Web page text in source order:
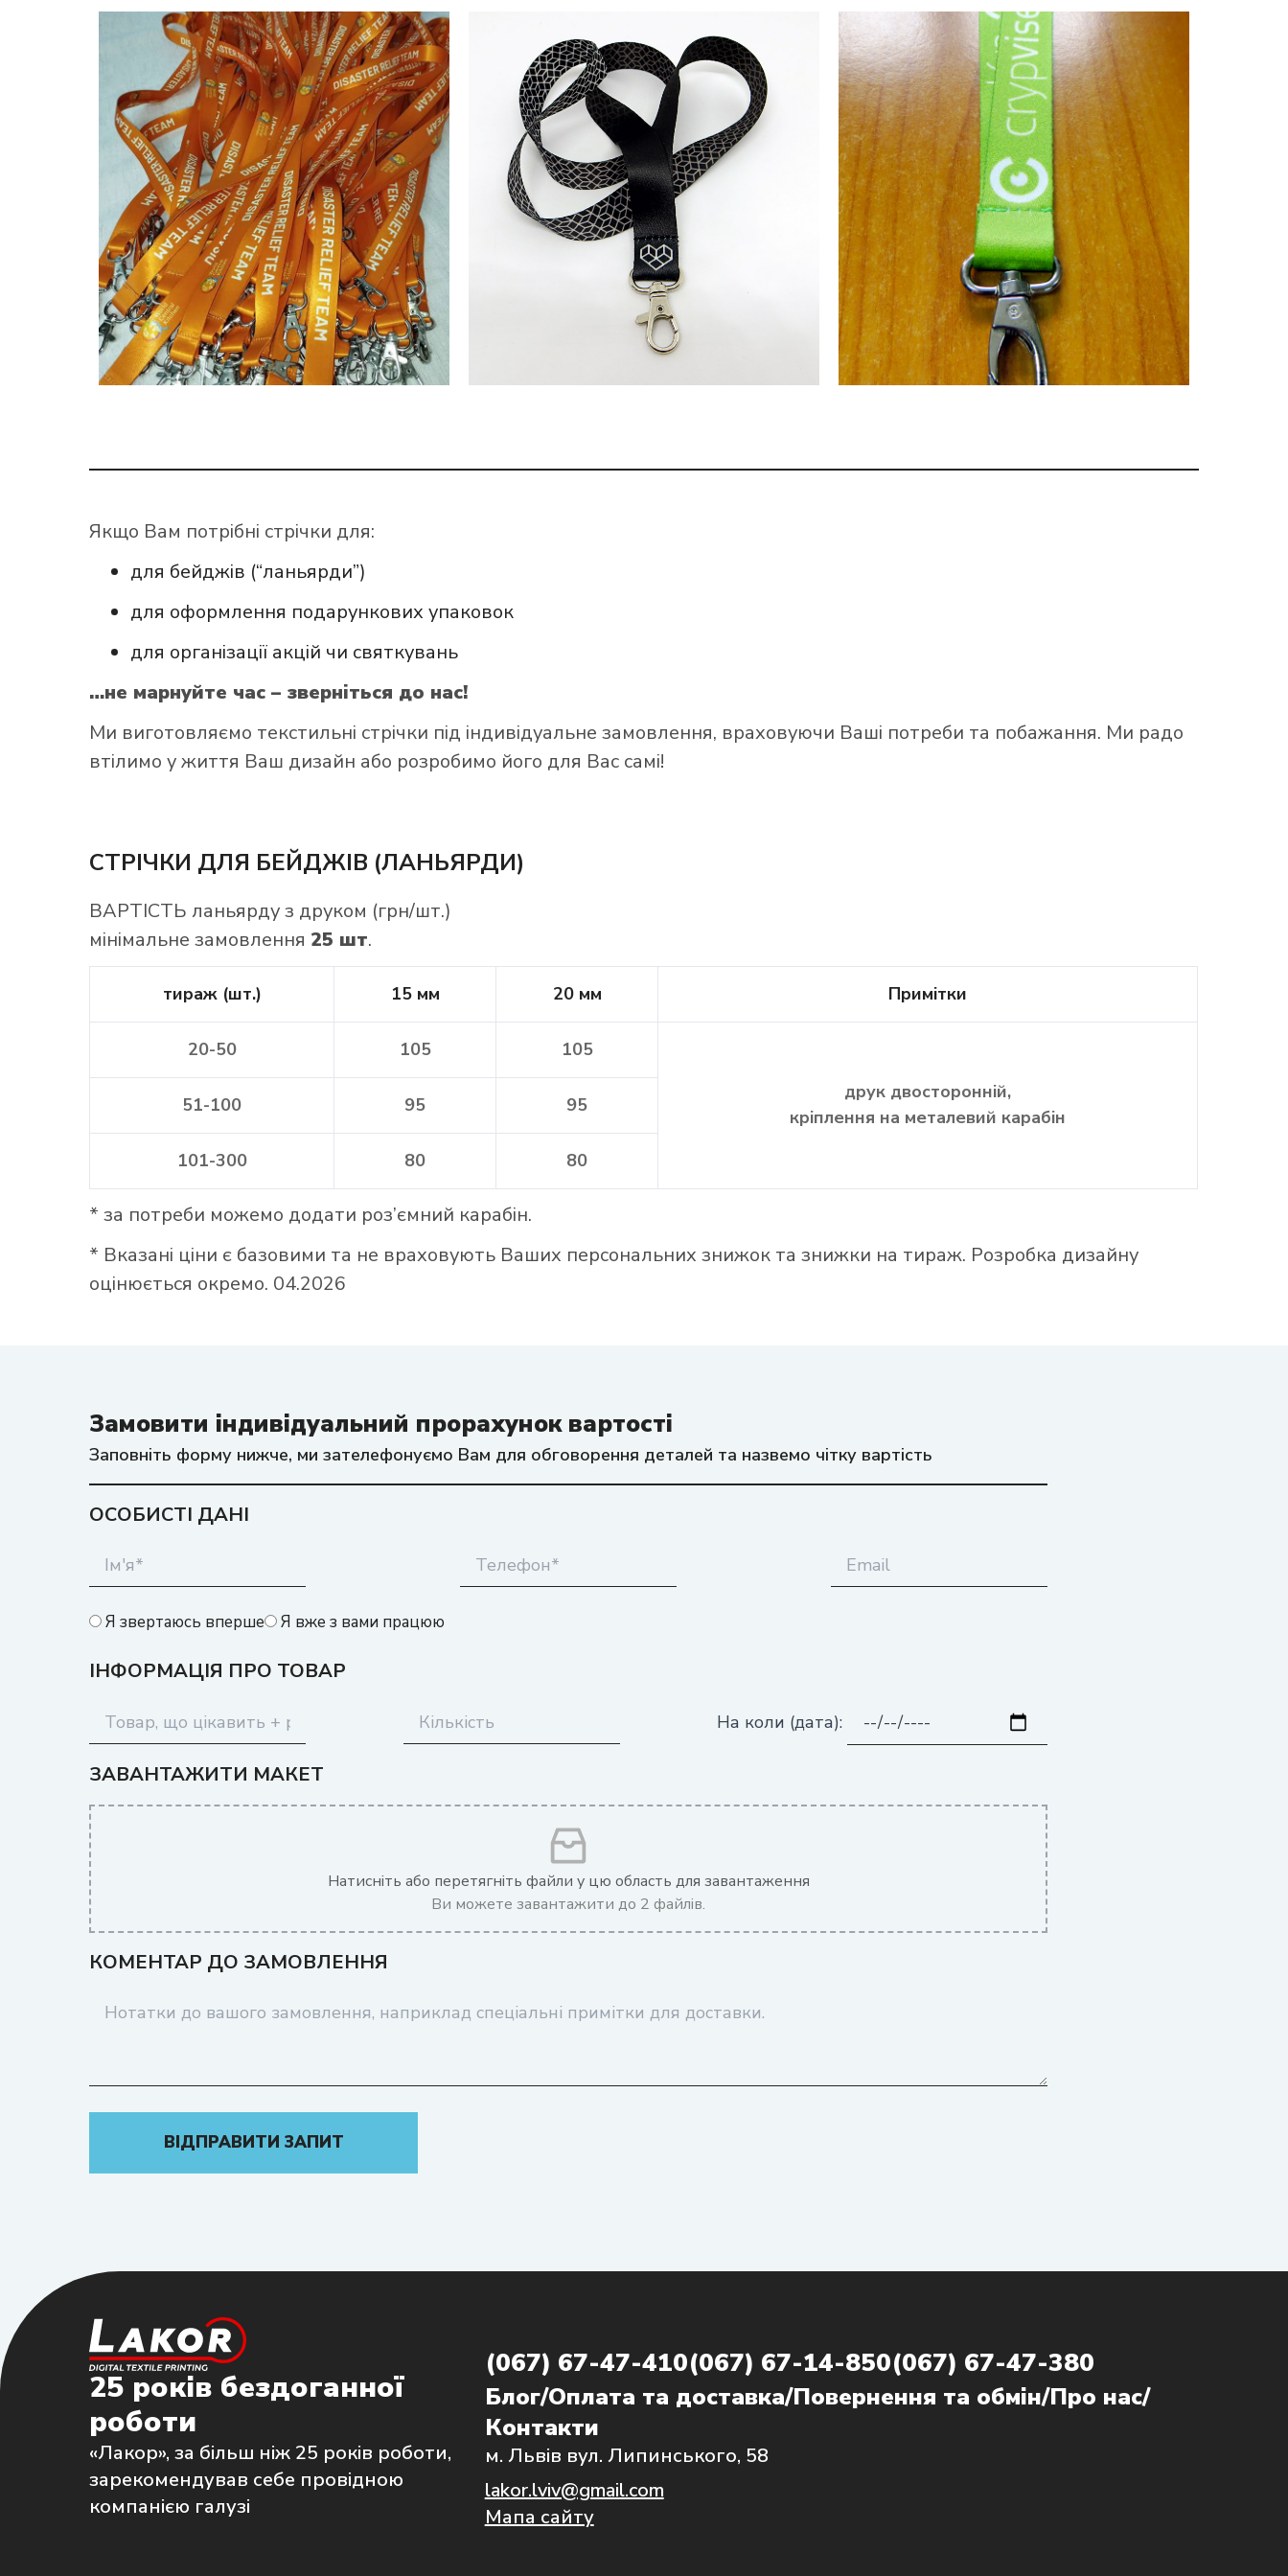
Якщо Вам потрібні стрічки для:
для бейджів (“ланьярди”)
для оформлення подарункових упаковок
для організації акцій чи святкувань
…не марнуйте час – зверніться до нас!
Ми виготовляємо текстильні стрічки під індивідуальне замовлення, враховуючи Ваші потреби та побажання. Ми радо
втілимо у життя Ваш дизайн або розробимо його для Вас самі!
СТРІЧКИ ДЛЯ БЕЙДЖІВ (ЛАНЬЯРДИ)
ВАРТІСТЬ ланьярду з друком (грн/шт.)
мінімальне замовлення 25 шт.
тираж (шт.) 15 мм 20 мм Примітки
20-50 105
105
друк двосторонній,
кріплення на металевий карабін
51-100 95 95
101-300 80 80
* за потреби можемо додати роз’ємний карабін.
* Вказані ціни є базовими та не враховують Ваших персональних знижок та знижки на тираж. Розробка дизайну
оцінюється окремо. 04.2026
Замовити індивідуальний прорахунок вартості
Заповніть форму нижче, ми зателефонуємо Вам для обговорення деталей та назвемо чітку вартість
ОСОБИСТІ ДАНІ
Я звертаюсь вперше Я вже з вами працюю
ІНФОРМАЦІЯ ПРО ТОВАР
На коли (дата):
ЗАВАНТАЖИТИ МАКЕТ
Натисніть або перетягніть файли у цю область для завантаження
Ви можете завантажити до 2 файлів.
КОМЕНТАР ДО ЗАМОВЛЕННЯ
ВІДПРАВИТИ ЗАПИТ
25 років бездоганної
роботи
«Лакор», за більш ніж 25 років роботи,
зарекомендував себе провідною
компанією галузі
(067) 67-47-410(067) 67-14-850(067) 67-47-380
Блог/Оплата та доставка/Повернення та обмін/Про нас/
Контакти
м. Львів вул. Липинського, 58
lakor.lviv@gmail.com
Мапа сайту